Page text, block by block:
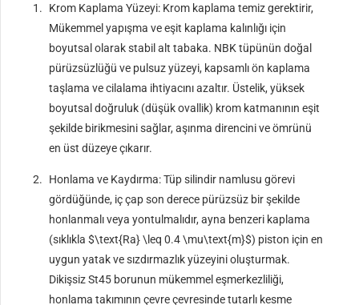
Krom Kaplama Yüzeyi: Krom kaplama temiz gerektirir,
Mükemmel yapışma ve eşit kaplama kalınlığı için
boyutsal olarak stabil alt tabaka. NBK tüpünün doğal
pürüzsüzlüğü ve pulsuz yüzeyi, kapsamlı ön kaplama
taşlama ve cilalama ihtiyacını azaltır. Üstelik, yüksek
boyutsal doğruluk (düşük ovallik) krom katmanının eşit
şekilde birikmesini sağlar, aşınma direncini ve ömrünü
en üst düzeye çıkarır.
Honlama ve Kaydırma: Tüp silindir namlusu görevi
gördüğünde, iç çap son derece pürüzsüz bir şekilde
honlanmalı veya yontulmalıdır, ayna benzeri kaplama
(sıklıkla$\text{Ra} \leq 0.4 \mu\text{m}$) piston için en
uygun yatak ve sızdırmazlık yüzeyini oluşturmak.
Dikişsiz St45 borunun mükemmel eşmerkezliliği,
honlama takımının çevre çevresinde tutarlı kesme